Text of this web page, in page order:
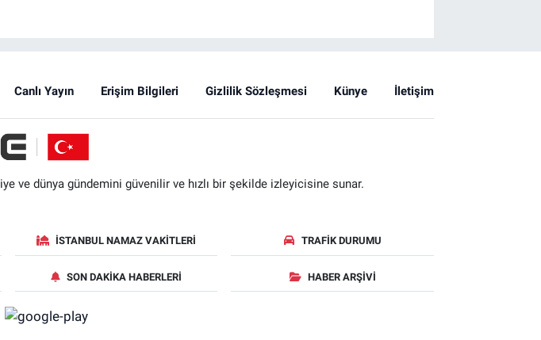
Canlı Yayın Erişim Bilgileri Gizlilik Sözleşmesi Künye İletişim
ve dünya gündemini güvenilir ve hızlı bir şekilde izleyicisine sunar.
İSTANBUL NAMAZ VAKITLERI TRAFIK DURUMU
SON DAKIKA HABERLERI HABER ARŞIVI